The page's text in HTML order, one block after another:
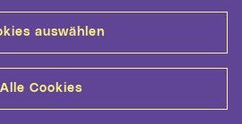
auswählen
Alle Cookies